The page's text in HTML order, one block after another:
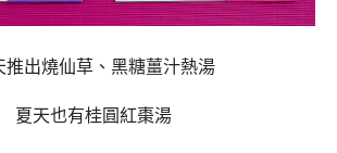
推出燒仙草、黑糖薑汁熱湯
夏天也有桂圓紅棗湯